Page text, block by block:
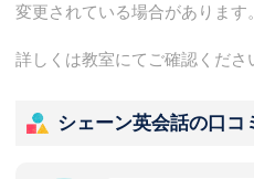
変更されている場合があります。
詳しくは教室にてご確認くださ
シェーン英会話の口コ